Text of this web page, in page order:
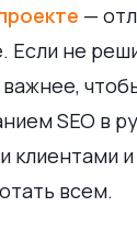
—
Если не
SEO в
клиентами
всем.